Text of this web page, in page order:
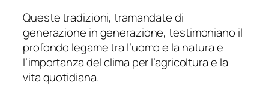
Queste tradizioni, tramandate di
generazione in generazione, testimoniano il
profondo legame tra l’uomo e la natura e
l’importanza del clima per l’agricoltura e la
vita quotidiana.